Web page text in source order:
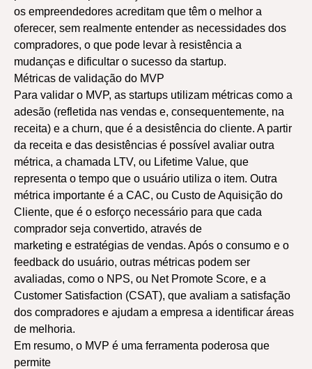
os empreendedores acreditam que têm o melhor a
oferecer, sem realmente entender as necessidades dos
compradores, o que pode levar à resistência a
mudanças e dificultar o sucesso da startup.
Métricas de validação do MVP
Para validar o MVP, as startups utilizam métricas como a
adesão (refletida nas vendas e, consequentemente, na
receita) e a churn, que é a desistência do cliente. A partir
da receita e das desistências é possível avaliar outra
métrica, a chamada LTV, ou Lifetime Value, que
representa o tempo que o usuário utiliza o item. Outra
métrica importante é a CAC, ou Custo de Aquisição do
Cliente, que é o esforço necessário para que cada
comprador seja convertido, através de
marketing e estratégias de vendas. Após o consumo e o
feedback do usuário, outras métricas podem ser
avaliadas, como o NPS, ou Net Promote Score, e a
Customer Satisfaction (CSAT), que avaliam a satisfação
dos compradores e ajudam a empresa a identificar áreas
de melhoria.
Em resumo, o MVP é uma ferramenta poderosa que
permite